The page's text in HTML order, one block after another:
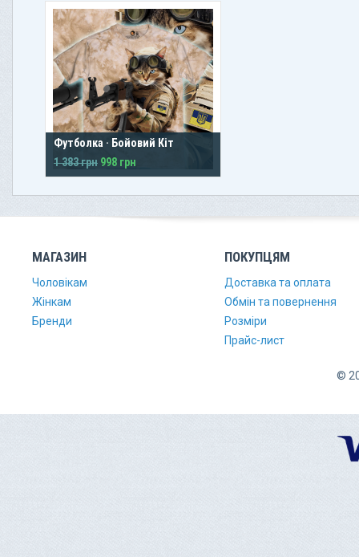
Футболка · Бойовий Кіт
1 383 грн 998 грн
МАГАЗИН
Чоловікам
Жінкам
Бренди
ПОКУПЦЯМ
Доставка та оплата
Обмін та повернення
Розміри
Прайс-лист
©